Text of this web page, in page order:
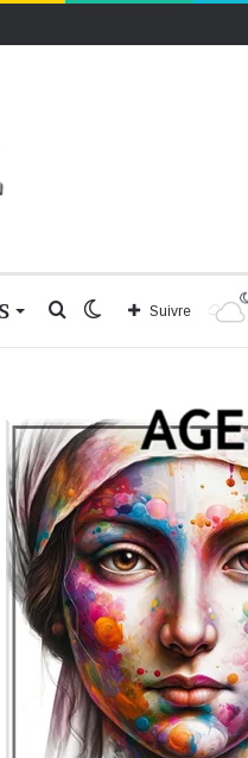
Suivre
Switch
Rechercher